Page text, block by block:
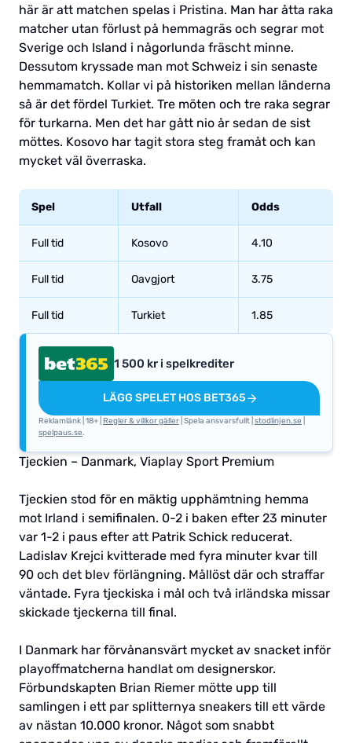
här är att matchen spelas i Pristina. Man har åtta raka
matcher utan förlust på hemmagräs och segrar mot
Sverige och Island i någorlunda fräscht minne.
Dessutom kryssade man mot Schweiz i sin senaste
hemmamatch. Kollar vi på historiken mellan länderna
så är det fördel Turkiet. Tre möten och tre raka segrar
för turkarna. Men det har gått nio år sedan de sist
möttes. Kosovo har tagit stora steg framåt och kan
mycket väl överraska.
Spel Utfall Odds
Full tid Kosovo 4.10
Full tid Oavgjort 3.75
Full tid Turkiet 1.85
1 500 kr i spelkrediter
LÄGG SPELET HOS BET365
Reklamlänk | 18+ | Regler & villkor gäller | Spela ansvarsfullt | stodlinjen.se
spelpaus.se.
Tjeckien – Danmark, Viaplay Sport Premium
Tjeckien stod för en mäktig upphämtning hemma
mot Irland i semifinalen. 0-2 i baken efter 23 minuter
var 1-2 i paus efter att Patrik Schick reducerat.
Ladislav Krejci kvitterade med fyra minuter kvar till
90 och det blev förlängning. Mållöst där och straffar
väntade. Fyra tjeckiska i mål och två irländska missar
skickade tjeckerna till final.
I Danmark har förvånansvärt mycket av snacket inför
playoffmatcherna handlat om designerskor.
Förbundskapten Brian Riemer mötte upp till
samlingen i ett par splitternya sneakers till ett värde
av nästan 10.000 kronor. Något som snabbt